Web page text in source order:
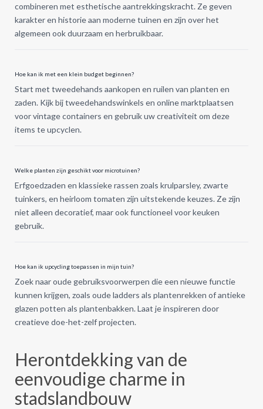
combineren met esthetische aantrekkingskracht. Ze geven
karakter en historie aan moderne tuinen en zijn over het
algemeen ook duurzaam en herbruikbaar.
Hoe kan ik met een klein budget beginnen?
Start met tweedehands aankopen en ruilen van planten en
zaden. Kijk bij tweedehandswinkels en online marktplaatsen
voor vintage containers en gebruik uw creativiteit om deze
items te upcyclen.
Welke planten zijn geschikt voor microtuinen?
Erfgoedzaden en klassieke rassen zoals krulparsley, zwarte
tuinkers, en heirloom tomaten zijn uitstekende keuzes. Ze zijn
niet alleen decoratief, maar ook functioneel voor keuken
gebruik.
Hoe kan ik upcycling toepassen in mijn tuin?
Zoek naar oude gebruiksvoorwerpen die een nieuwe functie
kunnen krijgen, zoals oude ladders als plantenrekken of antieke
glazen potten als plantenbakken. Laat je inspireren door
creatieve doe-het-zelf projecten.
Herontdekking van de
eenvoudige charme in
stadslandbouw